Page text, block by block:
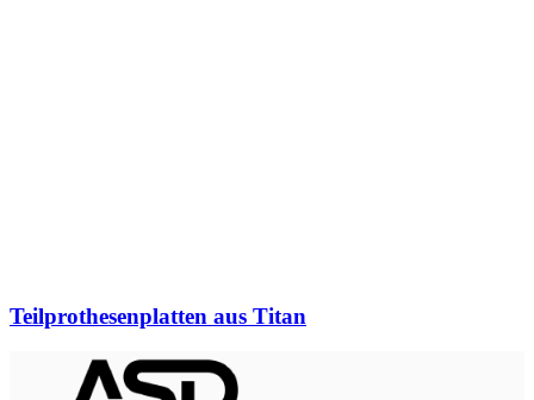
Teilprothesenplatten aus Titan